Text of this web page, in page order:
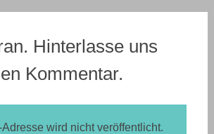
Hinterlasse uns
Kommentar.
wird nicht veröffentlicht.